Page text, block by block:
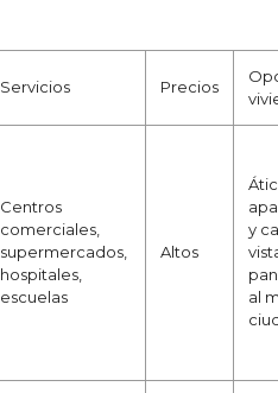
Servicios Precios
Centros
comerciales,
supermercados,
hospitales,
escuelas
Altos
y
al